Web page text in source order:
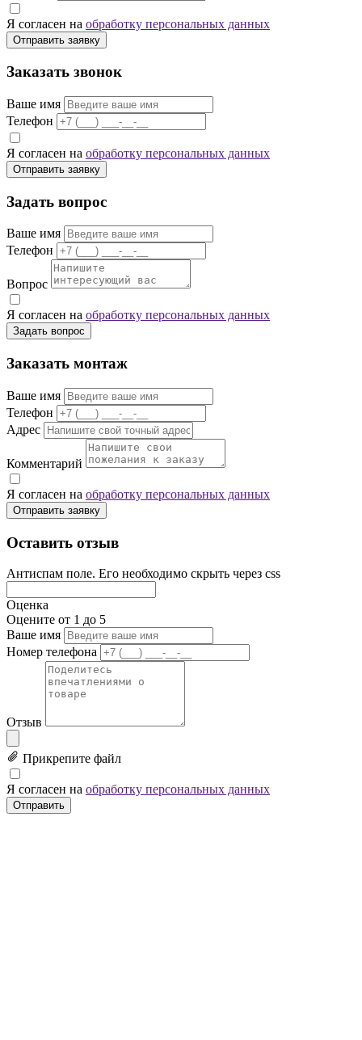
Я согласен на обработку персональных данных
Отправить заявку
Заказать звонок
Ваше имя
Телефон
Я согласен на обработку персональных данных
Отправить заявку
Задать вопрос
Ваше имя
Телефон
Вопрос
Я согласен на обработку персональных данных
Задать вопрос
Заказать монтаж
Ваше имя
Телефон
Адрес
Комментарий
Я согласен на обработку персональных данных
Отправить заявку
Оставить отзыв
Антиспам поле. Его необходимо скрыть через css
Оценка
Оцените от 1 до 5
Ваше имя
Номер телефона
Отзыв
Прикрепите файл
Я согласен на обработку персональных данных